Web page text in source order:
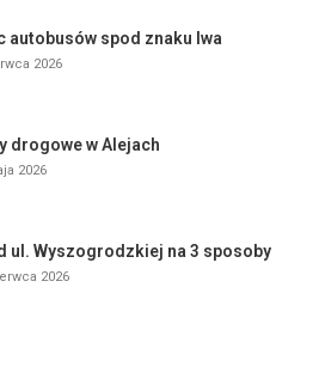
autobusów spod znaku lwa
2026
drogowe w Alejach
2026
ul. Wyszogrodzkiej na 3 sposoby
2026